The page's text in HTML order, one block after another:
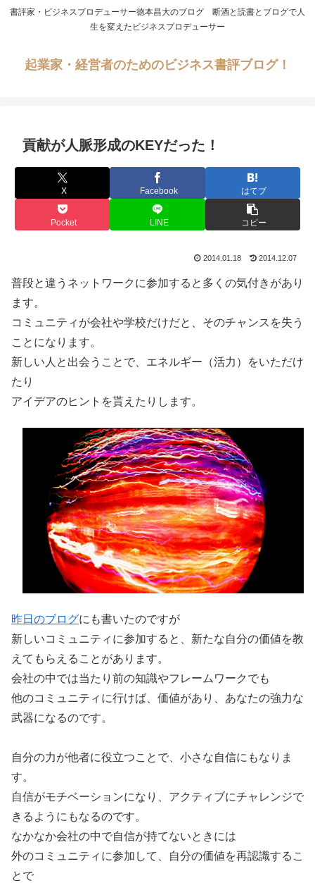
書評家・ビジネスプロデューサー徳本昌大のブログ 断酒と読書とブログで人
生を変えたビジネスプロデューサー
起業家・経営者のためのビジネス書評ブログ！
貢献が人脈形成のKEYだった！
X Facebook はてブ
Pocket LINE コピー
2014.01.18 2014.12.07
普段と違うネットワークに参加すると多くの気付きがあり
ます。
コミュニティが会社や学校だけだと、そのチャンスを失う
ことになります。
新しい人と出会うことで、エネルギー（活力）をいただけ
たり
アイデアのヒントを貰えたりします。
昨日のブログにも書いたのですが
新しいコミュニティに参加すると、新たな自分の価値を教
えてもらえることがあります。
会社の中では当たり前の知識やフレームワークでも
他のコミュニティに行けば、価値があり、あなたの強力な
武器になるのです。
自分の力が他者に役立つことで、小さな自信にもなりま
す。
自信がモチベーションになり、アクティブにチャレンジで
きるようにもなるのです。
なかなか会社の中で自信が持てないときには
外のコミュニティに参加して、自分の価値を再認識するこ
とで